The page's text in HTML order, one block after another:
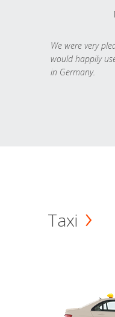
We were very
would happily
in Germany.
Taxi